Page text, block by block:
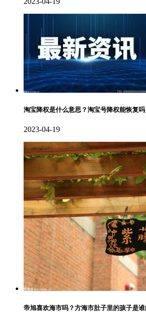
淘宝降权是什么意思？淘宝号降权能恢复吗
2023-04-19
帝旭喜欢海市吗？方海市肚子里的孩子是谁